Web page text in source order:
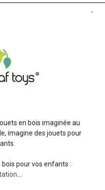
-
en bois imaginée au
imagine des jouets pour
pour vos enfants :